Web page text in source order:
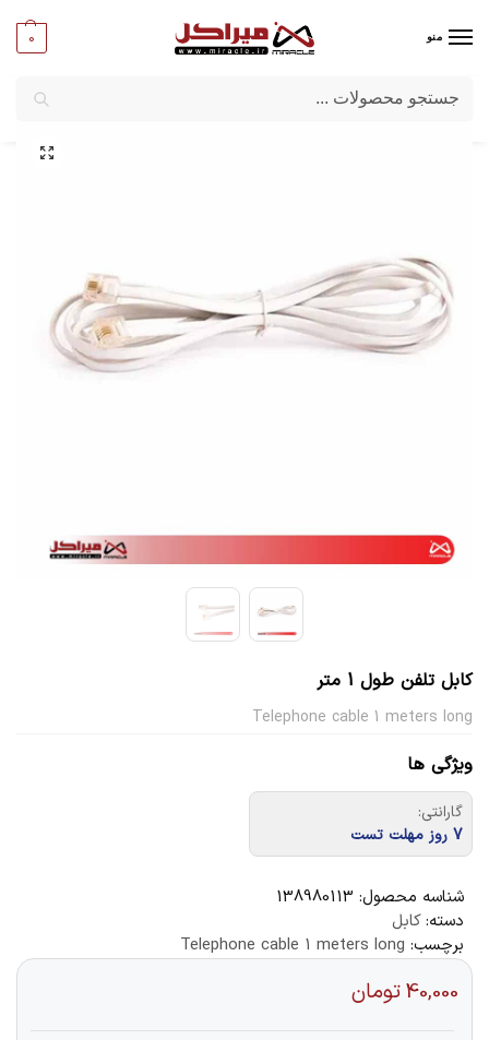
منو 0
میراکل/کامپیوتر/کابل
کابل تلفن طول 1 متر
Telephone cable 1 meters long
ویژگی ها
گارانتی:
7 روز مهلت تست
شناسه محصول: 138980113
دسته:کابل
برچسب: Telephone cable 1 meters long
40,000تومان